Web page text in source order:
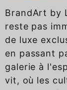
BrandArt by
reste pas
de luxe
en passant
galerie à
vit, où les